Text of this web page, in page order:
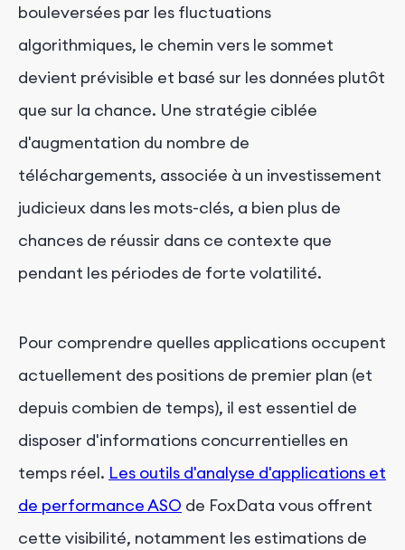
bouleversées par les fluctuations
algorithmiques, le chemin vers le sommet
devient prévisible et basé sur les données plutôt
que sur la chance. Une stratégie ciblée
d'augmentation du nombre de
téléchargements, associée à un investissement
judicieux dans les mots-clés, a bien plus de
chances de réussir dans ce contexte que
pendant les périodes de forte volatilité.
Pour comprendre quelles applications occupent
actuellement des positions de premier plan (et
depuis combien de temps), il est essentiel de
disposer d'informations concurrentielles en
temps réel. Les outils d'analyse d'applications et
de performance ASO de FoxData vous offrent
cette visibilité, notamment les estimations de